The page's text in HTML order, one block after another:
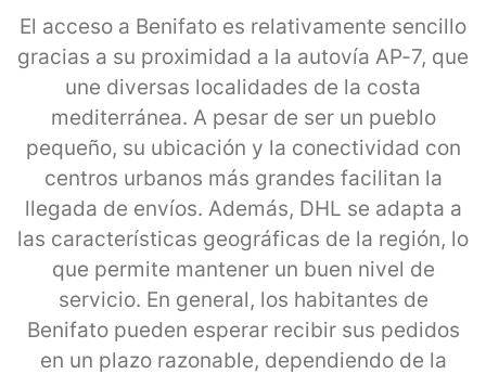
El acceso a Benifato es relativamente sencillo
gracias a su proximidad a la autovía AP-7, que
une diversas localidades de la costa
mediterránea. A pesar de ser un pueblo
pequeño, su ubicación y la conectividad con
centros urbanos más grandes facilitan la
llegada de envíos. Además, DHL se adapta a
las características geográficas de la región, lo
que permite mantener un buen nivel de
servicio. En general, los habitantes de
Benifato pueden esperar recibir sus pedidos
en un plazo razonable, dependiendo de la